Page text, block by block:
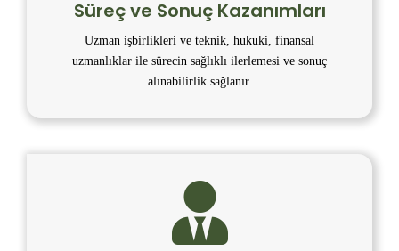
Süreç ve Sonuç Kazanımları
Uzman işbirlikleri ve teknik, hukuki, finansal
uzmanlıklar ile sürecin sağlıklı ilerlemesi ve sonuç
alınabilirlik sağlanır.